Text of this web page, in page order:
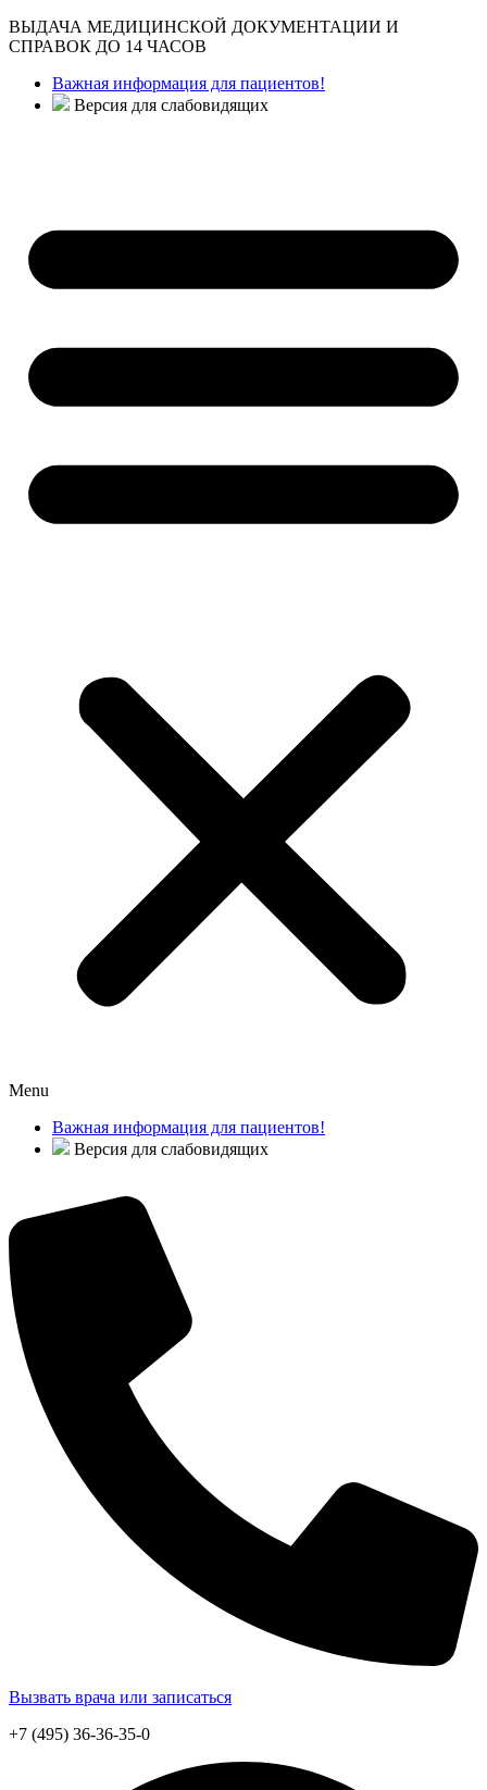
ВЫДАЧА МЕДИЦИНСКОЙ ДОКУМЕНТАЦИИ И
СПРАВОК ДО 14 ЧАСОВ
Важная информация для пациентов!
Версия для слабовидящих
Menu
Важная информация для пациентов!
Версия для слабовидящих
Вызвать врача или записаться
+7 (495) 36-36-35-0